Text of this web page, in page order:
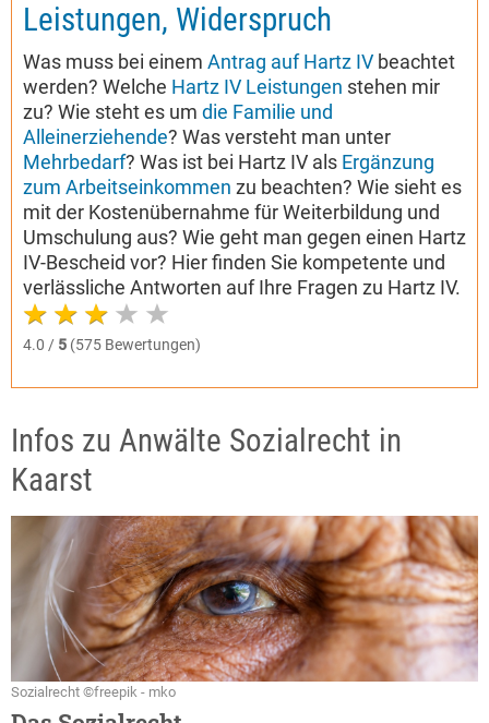
Leistungen, Widerspruch
Was muss bei einem Antrag auf Hartz IV beachtet
werden? Welche Hartz IV Leistungen stehen mir
zu? Wie steht es um die Familie und
Alleinerziehende? Was versteht man unter
Mehrbedarf? Was ist bei Hartz IV als Ergänzung
zum Arbeitseinkommen zu beachten? Wie sieht es
mit der Kostenübernahme für Weiterbildung und
Umschulung aus? Wie geht man gegen einen Hartz
IV-Bescheid vor? Hier finden Sie kompetente und
verlässliche Antworten auf Ihre Fragen zu Hartz IV.
4.0 / 5 (575 Bewertungen)
Infos zu Anwälte Sozialrecht in
Kaarst
Sozialrecht ©freepik - mko